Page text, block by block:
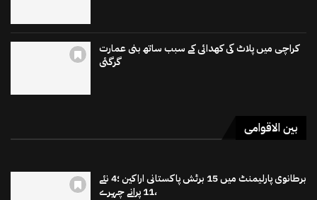
کراچی میں پلاٹ کی کھدائی کے سبب ساتھ بنی عمارت
گرگئی
بین الاقوامی
برطانوی پارلیمنٹ میں 15 برٹش پاکستانی اراکین ؛4 نئے
،11 پرانے چہرے